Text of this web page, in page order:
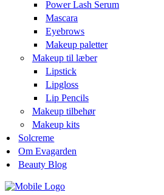
Power Lash Serum
Mascara
Eyebrows
Makeup paletter
Makeup til læber
Lipstick
Lipgloss
Lip Pencils
Makeup tilbehør
Makeup kits
Solcreme
Om Evagarden
Beauty Blog